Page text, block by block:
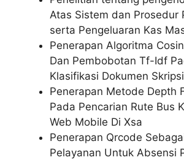
Atas Sistem dan Prosedur
serta Pengeluaran Kas
Penerapan Algoritma
Dan Pembobotan Tf-Idf
Klasifikasi Dokumen Skripsi
Penerapan Metode Depth
Pada Pencarian Rute Bus
Web Mobile Di Xsa
Penerapan Qrcode
Pelayanan Untuk Absensi